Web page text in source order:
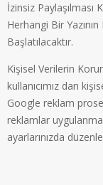
İzinsiz Paylaşılması
Herhangi Bir
Başlatılacaktır.
Kişisel Verilerin
kullanıcımız dan
Google reklam
reklamlar
ayarlarınızda